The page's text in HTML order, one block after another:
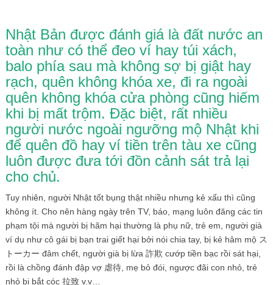
Nhật Bản được đánh giá là đất nước an
toàn như có thể đeo ví hay túi xách,
balo phía sau mà không sợ bị giật hay
rạch, quên không khóa xe, đi ra ngoài
quên không khóa cửa phòng cũng hiếm
khi bị mất trộm. Đặc biệt, rất nhiều
người nước ngoài ngưỡng mộ Nhật khi
để quên đồ hay ví tiền trên tàu xe cũng
luôn được đưa tới đồn cảnh sát trả lại
cho chủ.
Tuy nhiên, người Nhật tốt bụng thật nhiều nhưng kẻ xấu thì cũng
không ít. Cho nên hàng ngày trên TV, báo, mạng luôn đăng các tin
phạm tội mà người bị hãm hại thường là phụ nữ, trẻ em, người già
ví dụ như cô gái bị bạn trai giết hại bởi nói chia tay, bị kẻ hâm mộ ス
トーカー đâm chết, người già bị lừa 詐欺 cướp tiền bạc rồi sát hại,
rồi là chồng đánh đập vợ 虐待, mẹ bỏ đói, ngược đãi con nhỏ, trẻ
nhỏ bị bắt cóc 拉致 v.v…